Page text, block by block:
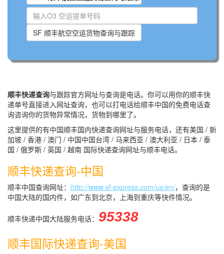
SF 顺丰航空空运货物查询与跟踪
顺丰快递查询与跟踪官方网址与查询是电话。你可以用你的顺丰快
递单号直接进入网址查询，也可以打电话给顺丰中国的免费电话查
询咨询你的货物异常情况，货物到哪里了。
这里提供的有中国顺丰国内快递查询网址与服务电话，还有美国 / 新
加坡 / 香港 / 澳门 / 中国中国台湾 / 马来西亚 / 澳大利亚 / 日本 / 泰
国 / 俄罗斯 / 英国 / 越南 国际快递查询网址与顺丰电话。
顺丰快递查询-中国
顺丰中国查询网址： http://www.sf-express.com/us/en/，查询的是
中国大陆的国内件，如广东到北京，上海到重庆等快件情况。
顺丰快递中国大陆服务电话： 95338
顺丰国际快递查询-美国